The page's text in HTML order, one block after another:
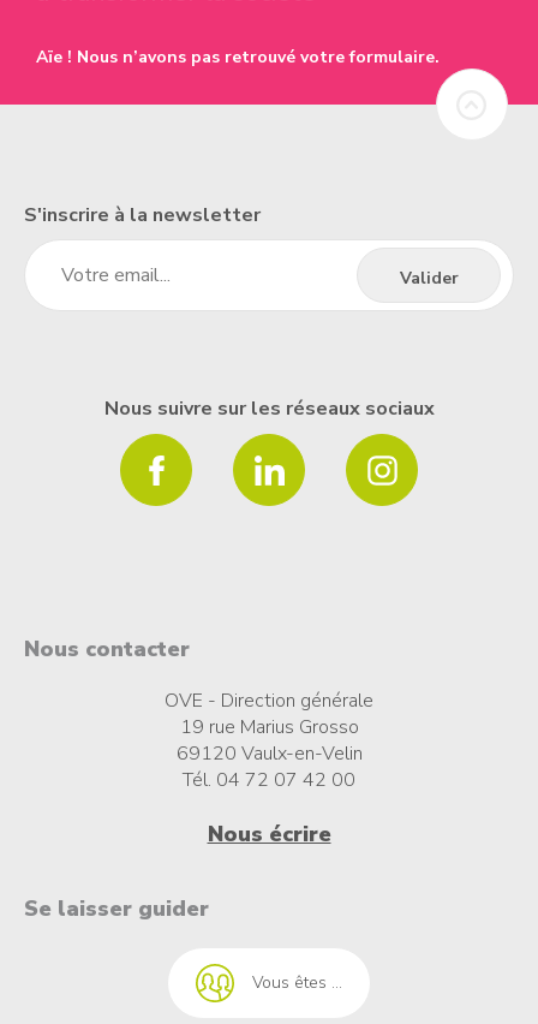
Aïe ! Nous n’avons pas retrouvé votre formulaire.
S'inscrire à la newsletter
Nous suivre sur les réseaux sociaux
Nous contacter
OVE - Direction générale
19 rue Marius Grosso
69120 Vaulx-en-Velin
Tél. 04 72 07 42 00
Nous écrire
Se laisser guider
Vous êtes ...